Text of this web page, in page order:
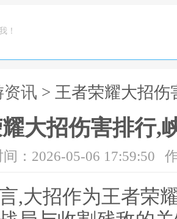
！
资讯 > 王者荣耀大招
大招伤害排行,
间：2026-05-06 17:59:50
,大招作为王者荣